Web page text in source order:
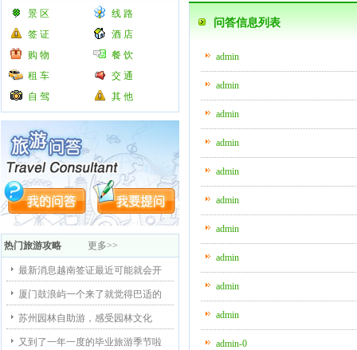
景 区
线 路
签 证
酒 店
购 物
餐 饮
租 车
交 通
自 驾
其 他
热门旅游攻略 更多>>
最新消息越南签证最近可能就会开
厦门鼓浪屿一个来了就觉得巴适的
苏州园林自助游，感受园林文化
又到了一年一度的毕业旅游季节啦
问答信息列表
admin
admin
admin
admin
admin
admin
admin
admin
admin
admin
admin-0